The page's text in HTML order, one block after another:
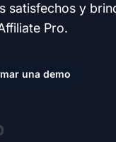
satisfechos y
Pro.
una demo